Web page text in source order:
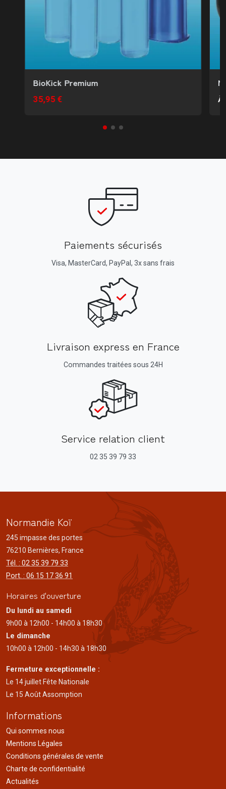
BioKick Premium
35,95 € À
Paiements sécurisés
Visa, MasterCard, PayPal, 3x sans frais
Livraison express en France
Commandes traitées sous 24H
Service relation client
02 35 39 79 33
Normandie Koï
245 impasse des portes
76210 Bernières, France
Tél. : 02 35 39 79 33
Port. : 06 15 17 36 91
Horaires d'ouverture
Du lundi au samedi
9h00 à 12h00 - 14h00 à 18h30
Le dimanche
10h00 à 12h00 - 14h30 à 18h30
Fermeture exceptionnelle :
Le 14 juillet Fête Nationale
Le 15 Août Assomption
Informations
Qui sommes nous
Mentions Légales
Conditions générales de vente
Charte de confidentialité
Actualités